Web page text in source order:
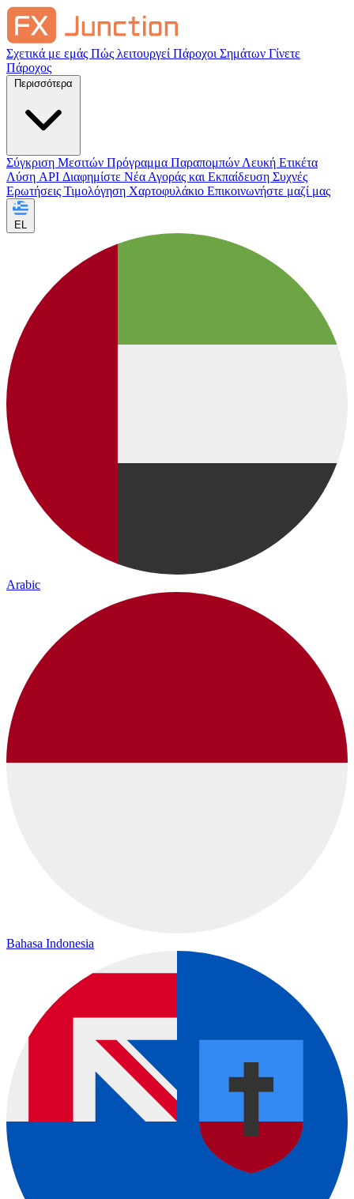
Σχετικά με εμάς Πώς λειτουργεί Πάροχοι Σημάτων Γίνετε
Πάροχος
Σύγκριση Μεσιτών Πρόγραμμα Παραπομπών Λευκή Ετικέτα
Λύση API Διαφημίστε Νέα Αγοράς και Εκπαίδευση Συχνές
Ερωτήσεις Τιμολόγηση Χαρτοφυλάκιο Επικοινωνήστε μαζί μας
EL
Arabic
Bahasa Indonesia